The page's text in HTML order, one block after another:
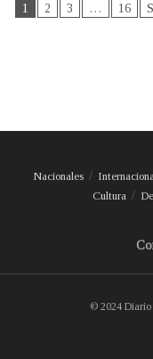
1 2 3 … 16
Nacionales
Cultura
© 2024 Diario